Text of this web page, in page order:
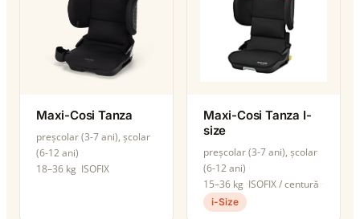
Maxi-Cosi Tanza
preșcolar (3-7 ani), școlar
(6-12 ani)
18–36 kg ISOFIX
Maxi-Cosi Tanza I-
size
preșcolar (3-7 ani), școlar
(6-12 ani)
15–36 kg ISOFIX / centură
i-Size